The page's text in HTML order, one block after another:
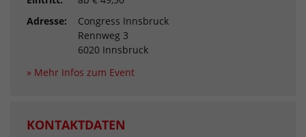
Adresse:
Congress Innsbruck
Rennweg 3
6020 Innsbruck
» Mehr Infos zum Event
KONTAKTDATEN